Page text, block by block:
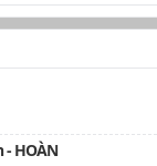
- HOÀN